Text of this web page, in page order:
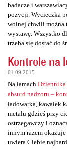
badacze i
pozycji. Wycieczka
wolnej chwili można
wystawę. Wszystko
trzeba się dostać do
Kontrole na
01.09.2015
Na łamach Dziennika
absurd nadzoru –
ładowarka, kawałek
metalu gdzieś przy
ostrzegawczy i
innym razem
uwiera Ciebie